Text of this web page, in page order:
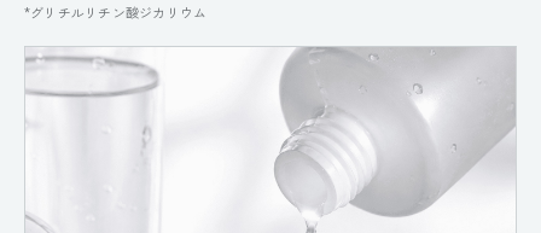
*グリチルリチン酸ジカリウム